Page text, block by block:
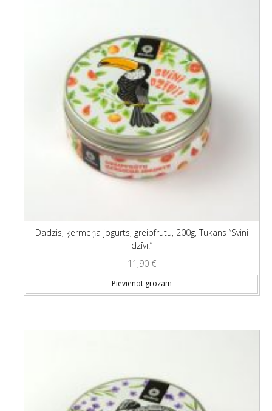
Dadzis, ķermeņa jogurts, greipfrūtu, 200g, Tukāns “Svini
dzīvi!”
11,90 €
Pievienot grozam